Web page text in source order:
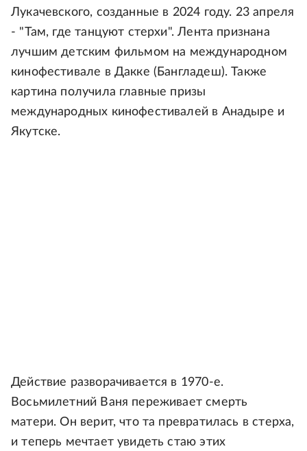
Лукачевского, созданные в 2024 году. 23 апреля
- "Там, где танцуют стерхи". Лента признана
лучшим детским фильмом на международном
кинофестивале в Дакке (Бангладеш). Также
картина получила главные призы
международных кинофестивалей в Анадыре и
Якутске.
Действие разворачивается в 1970-е.
Восьмилетний Ваня переживает смерть
матери. Он верит, что та превратилась в стерха,
и теперь мечтает увидеть стаю этих